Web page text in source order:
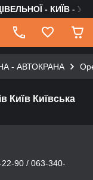
- КИЇВ -
- АВТОКРАНА
Київ Київська
90 / 063-340-